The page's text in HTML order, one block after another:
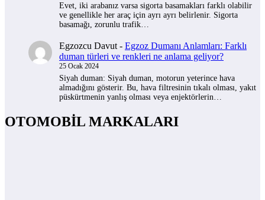
Evet, iki arabanız varsa sigorta basamakları farklı olabilir
ve genellikle her araç için ayrı ayrı belirlenir. Sigorta
basamağı, zorunlu trafik…
Egzozcu Davut - Egzoz Dumanı Anlamları: Farklı
duman türleri ve renkleri ne anlama geliyor?
25 Ocak 2024
Siyah duman: Siyah duman, motorun yeterince hava
almadığını gösterir. Bu, hava filtresinin tıkalı olması, yakıt
püskürtmenin yanlış olması veya enjektörlerin…
OTOMOBİL MARKALARI